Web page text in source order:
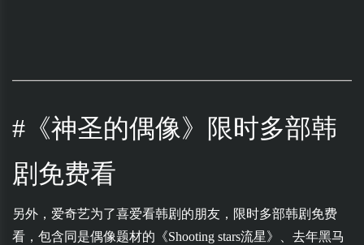
#《神圣的偶像》限时多部韩
剧免费看
另外，爱奇艺为了喜爱看韩剧的朋友，限时多部韩剧免费
看，包含同是偶像题材的《Shooting stars流星》、去年黑马